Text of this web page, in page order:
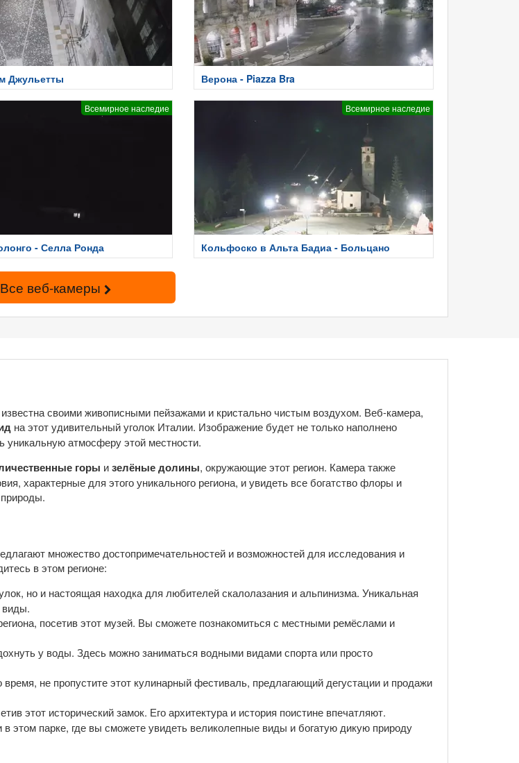
Джульетты Верона - Piazza Bra
Всемирное наследие
- Селла Ронда
Всемирное наследие
Кольфоско в Альта Бадиа - Больцано
Все веб-камеры
своими живописными пейзажами и кристально чистым воздухом. Веб-камера,
на этот удивительный уголок Италии. Изображение будет не только наполнено
атмосферу этой местности.
горы изелёные долины, окружающие этот регион. Камера также
характерные для этого уникального региона, и увидеть все богатство флоры и
множество достопримечательностей и возможностей для исследования и
в этом регионе:
но и настоящая находка для любителей скалолазания и альпинизма. Уникальная
виды.
посетив этот музей. Вы сможете познакомиться с местными ремёслами и
у воды. Здесь можно заниматься водными видами спорта или просто
не пропустите этот кулинарный фестиваль, предлагающий дегустации и продажи
этот исторический замок. Его архитектура и история поистине впечатляют.
в этом парке, где вы сможете увидеть великолепные виды и богатую дикую природу